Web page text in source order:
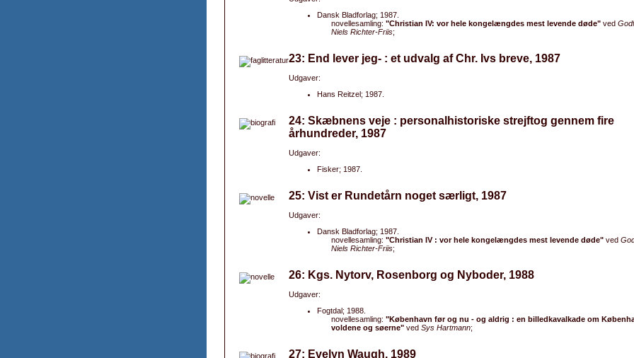
Dansk Bladforlag; 1987.
novellesamling: "Christian IV: vor hele kongelængdes mest levende døde" ved
Niels Richter-Friis;
23: End lever jeg- : et udvalg af Chr. Ivs breve, 1987
Udgaver:
Hans Reitzel; 1987.
24: Skæbnens veje : personalhistoriske strejftog gennem fire
århundreder, 1987
Udgaver:
Fisker; 1987.
25: Vist er Rundetårn noget særligt, 1987
Udgaver:
Dansk Bladforlag; 1987.
novellesamling: "Christian IV : vor hele kongelængdes mest levende døde" ved
Niels Richter-Friis;
26: Kgs. Nytorv, Rosenborg og Nyboder, 1988
Udgaver:
Fogtdal; 1988.
novellesamling: "København før og nu - og aldrig : en billedkavalkade om
voldene og søerne" ved Sys Hartmann;
27: Evelyn Waugh, 1989